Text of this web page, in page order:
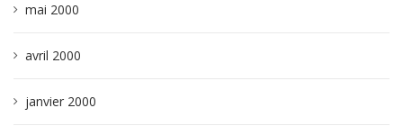
mai 2000
avril 2000
janvier 2000